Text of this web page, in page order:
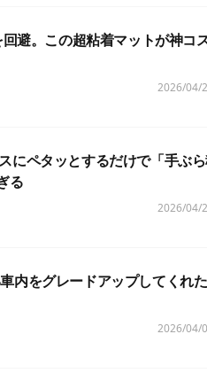
避。この超粘着マットが神コ
2026/04/
ペタッとするだけで「手ぶら
る
2026/04/
内をグレードアップしてくれ
2026/04/